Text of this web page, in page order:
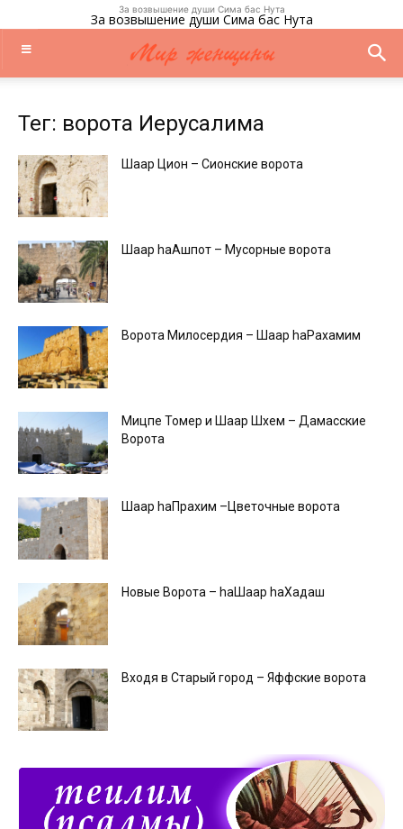
За возвышение души Сима бас Нута
За возвышение души Сима бас Нута
Тег: ворота Иерусалима
Шаар Цион – Сионские ворота
Шаар hаАшпот – Mусорные ворота
Ворота Милосердия – Шаар hаРахамим
Мицпе Томер и Шаар Шхем – Дамасские
Ворота
Шаар hаПрахим –Цветочные ворота
Новые Ворота – hаШаар hаХадаш
Входя в Старый город – Яффские ворота